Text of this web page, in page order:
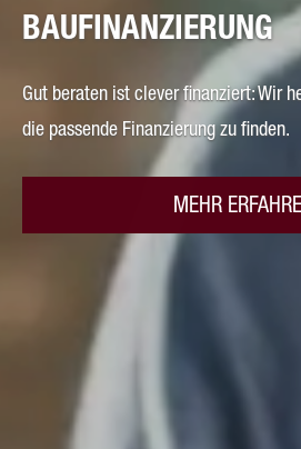
BAUFINANZIERUNG
Gut beraten ist clever finanziert: Wir
die passende Finanzierung zu finden.
MEHR
MEHR
MEHR